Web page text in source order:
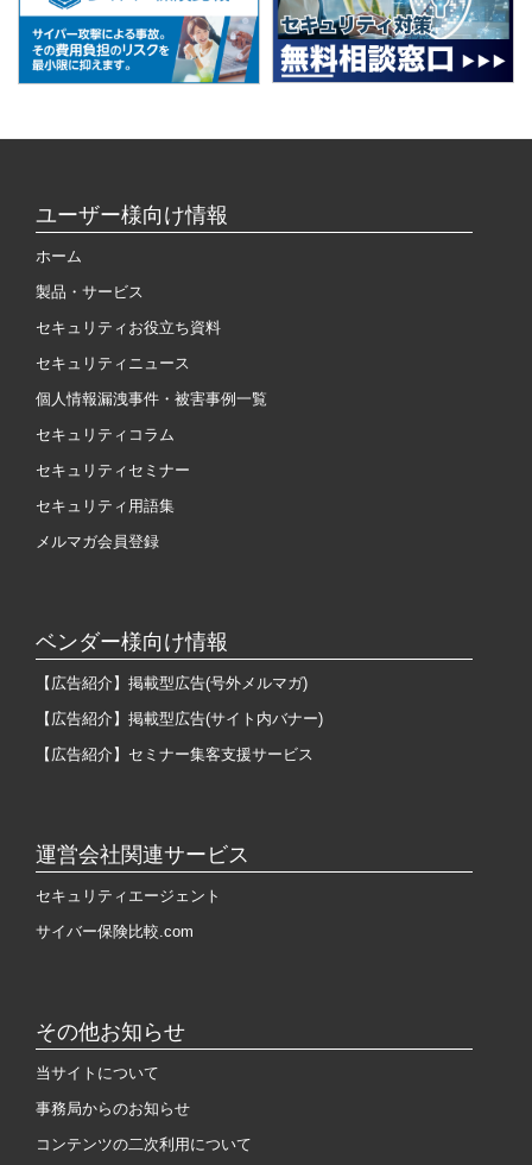
ユーザー様向け情報
ホーム
製品・サービス
セキュリティお役立ち資料
セキュリティニュース
個人情報漏洩事件・被害事例一覧
セキュリティコラム
セキュリティセミナー
セキュリティ用語集
メルマガ会員登録
ベンダー様向け情報
【広告紹介】掲載型広告(号外メルマガ)
【広告紹介】掲載型広告(サイト内バナー)
【広告紹介】セミナー集客支援サービス
運営会社関連サービス
セキュリティエージェント
サイバー保険比較.com
その他お知らせ
当サイトについて
事務局からのお知らせ
コンテンツの二次利用について